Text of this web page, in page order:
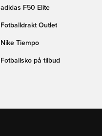
adidas F50 Elite
Fotballdrakt Outlet
Nike Tiempo
Fotballsko på tilbud